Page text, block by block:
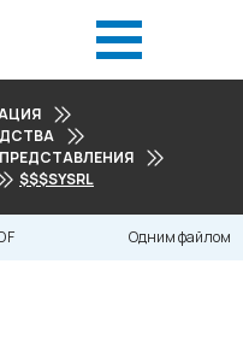
$$$SYSRL
Одним файлом